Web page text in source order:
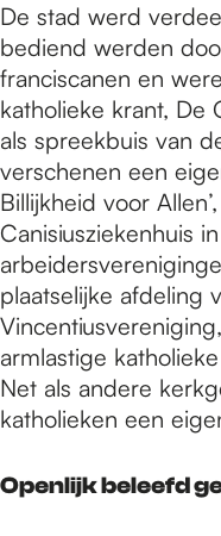
De stad werd
bediend werden
franciscanen en
katholieke krant, De
als spreekbuis van
verschenen een
Billijkheid voor
Canisiusziekenhuis
plaatselijke afdeling
armlastige
Net als andere
katholieken een
Openlijk beleefd